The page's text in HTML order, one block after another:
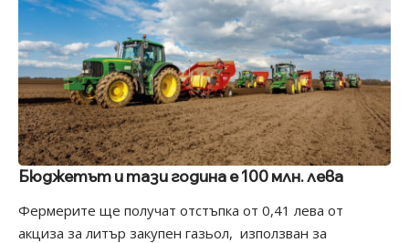
Бюджетът и тази година е 100 млн. лева
Фермерите ще получат отстъпка от 0,41 лева от
акциза за литър закупен газьол, използван за